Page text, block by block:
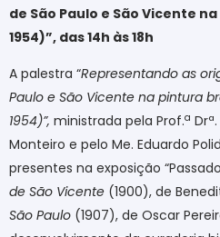
de São Paulo e São Vicente
1954)”, das 14h às 18h
A palestra “Representando as
Paulo e São Vicente na pintura
1954)”, ministrada pela Prof.a
Monteiro e pelo Me. Eduardo
presentes na exposição
de São Vicente (1900), de
São Paulo (1907), de Oscar